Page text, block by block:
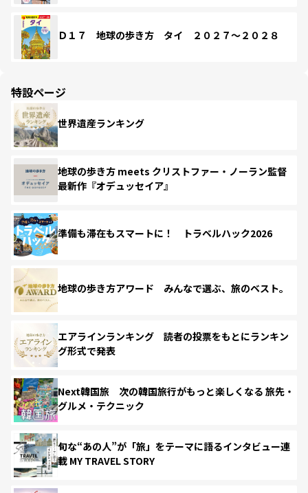
Ｄ１７ 地球の歩き方 タイ ２０２７～２０２８
特設ページ
世界遺産ランキング
地球の歩き方 meets クリストファー・ノーラン監督
最新作『オデュッセイア』
準備も滞在もスマートに！ トラベルハック2026
地球の歩き方アワード みんなで選ぶ、旅のベスト。
エアラインランキング 読者の投票をもとにランキン
グ形式で発表
Next韓国旅 次の韓国旅行がもっと楽しくなる 旅先・
グルメ・テクニック
旬な“あの人”が「旅」をテーマに語るインタビュー連
載 MY TRAVEL STORY